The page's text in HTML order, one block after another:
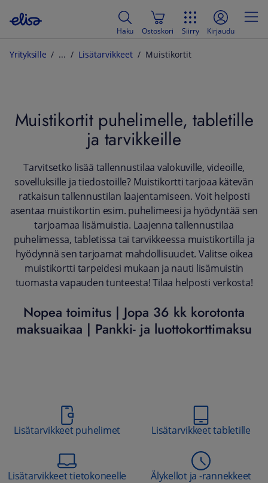
Haku Ostoskori Siirry Kirjaudu
Yrityksille Lisätarvikkeet Muistikortit
Muistikortit puhelimelle, tabletille
ja tarvikkeille
Tarvitsetko lisää tallennustilaa valokuville, videoille,
sovelluksille ja tiedostoille? Muistikortti tarjoaa kätevän
ratkaisun tallennustilan laajentamiseen. Voit helposti
asentaa muistikortin esim. puhelimeesi ja hyödyntää sen
tarjoamaa lisämuistia. Laajenna tallennustilaa
puhelimessa, tabletissa tai tarvikkeessa muistikortilla ja
hyödynnä sen tarjoamat mahdollisuudet. Valitse oikea
muistikortti tarpeidesi mukaan ja nauti lisämuistin
tuomasta vapauden tunteesta! Tilaa helposti verkosta!
Nopea toimitus | Jopa 36 kk korotonta
maksuaikaa | Pankki- ja luottokorttimaksu
Lisätarvikkeet puhelimet Lisätarvikkeet tabletille
Lisätarvikkeet tietokoneelle Älykellot ja -rannekkeet